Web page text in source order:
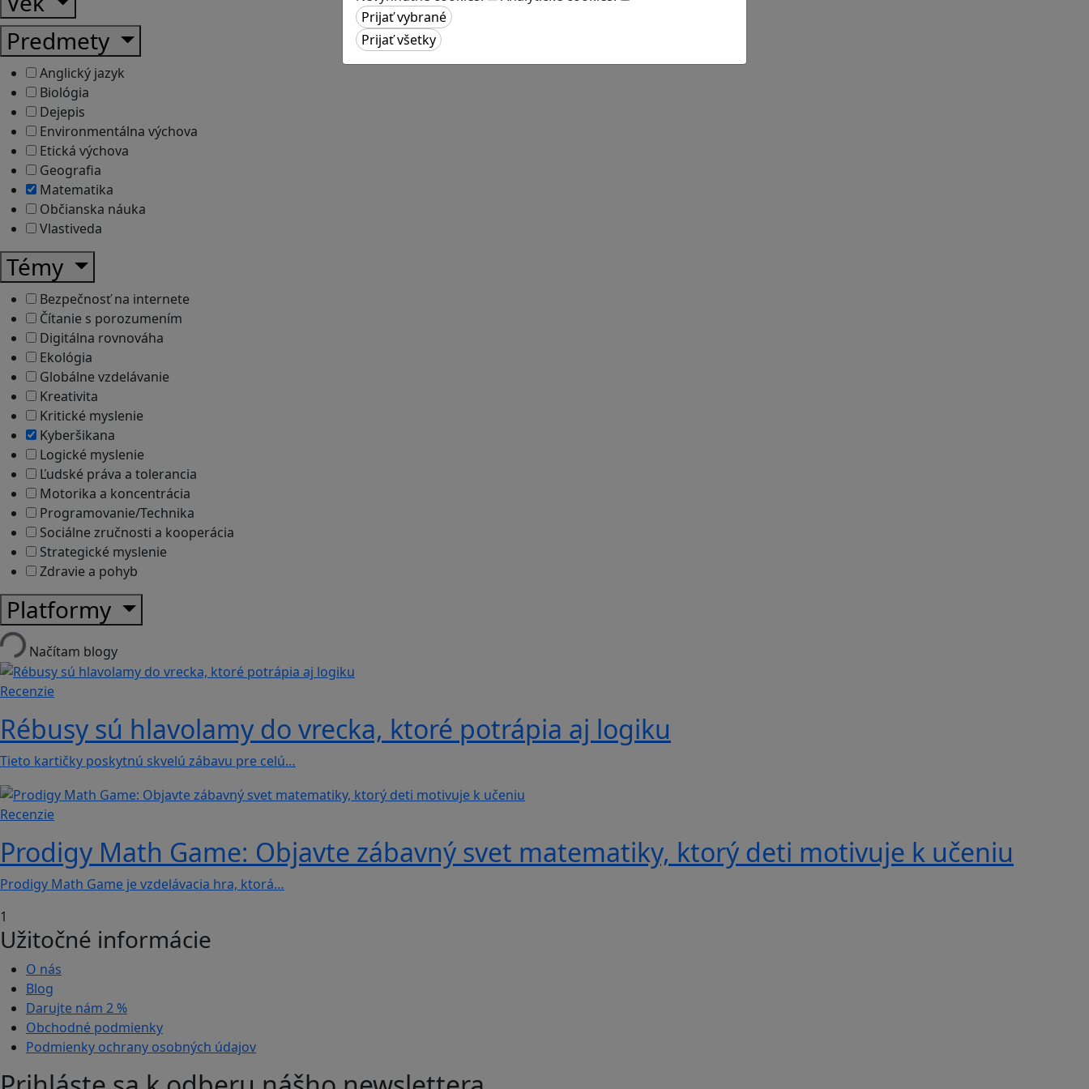
Predmety
Anglický jazyk
Biológia
Dejepis
Environmentálna výchova
Etická výchova
Geografia
Matematika
Občianska náuka
Vlastiveda
Témy
Bezpečnosť na internete
Čítanie s porozumením
Digitálna rovnováha
Ekológia
Globálne vzdelávanie
Kreativita
Kritické myslenie
Kyberšikana
Logické myslenie
Ľudské práva a tolerancia
Motorika a koncentrácia
Programovanie/Technika
Sociálne zručnosti a kooperácia
Strategické myslenie
Zdravie a pohyb
Platformy
Načítam blogy
Recenzie
Rébusy sú hlavolamy do vrecka, ktoré potrápia aj logiku
Tieto kartičky poskytnú skvelú zábavu pre celú…
Recenzie
Prodigy Math Game: Objavte zábavný svet matematiky, ktorý deti motivuje k učeniu
Prodigy Math Game je vzdelávacia hra, ktorá…
1
Užitočné informácie
O nás
Blog
Darujte nám 2 %
Obchodné podmienky
Podmienky ochrany osobných údajov